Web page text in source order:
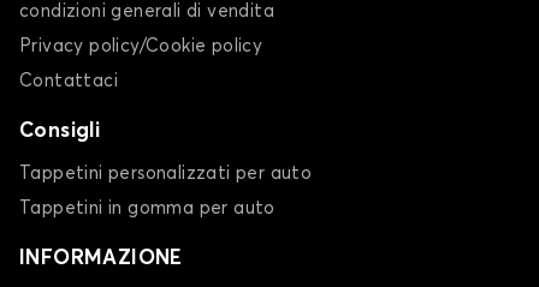
condizioni generali di vendita
Privacy policy/Cookie policy
Contattaci
Consigli
Tappetini personalizzati per auto
Tappetini in gomma per auto
INFORMAZIONE